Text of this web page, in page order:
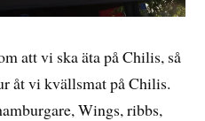
att vi ska äta på Chilis, så
åt vi kvällsmat på Chilis.
Wings, ribbs,